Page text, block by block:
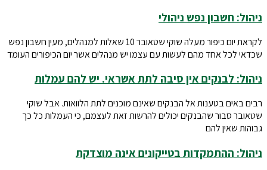
ניהול: חשבון נפש ניהולי
לקראת יום כיפור מעלה שוקי שטאובר 10 שאלות למנהלים, מעין חשבון נפש
שכדאי לכל אחד מהם לעשות עם עצמו יש מנהלים אשר יום הכיפורים העומד
ניהול: לבנקים אין סיבה לתת אשראי. יש להם עמלות
רבים באים בטענות אל הבנקים שאינם מוכנים לתת הלוואות. אבל שוקי
שטאובר סבור שהבנקים יכולים להרשות זאת לעצמם, כי העמלות כל כך
גבוהות שאין להם
ניהול: ההתמקדות בטייקונים אינה מוצדקת